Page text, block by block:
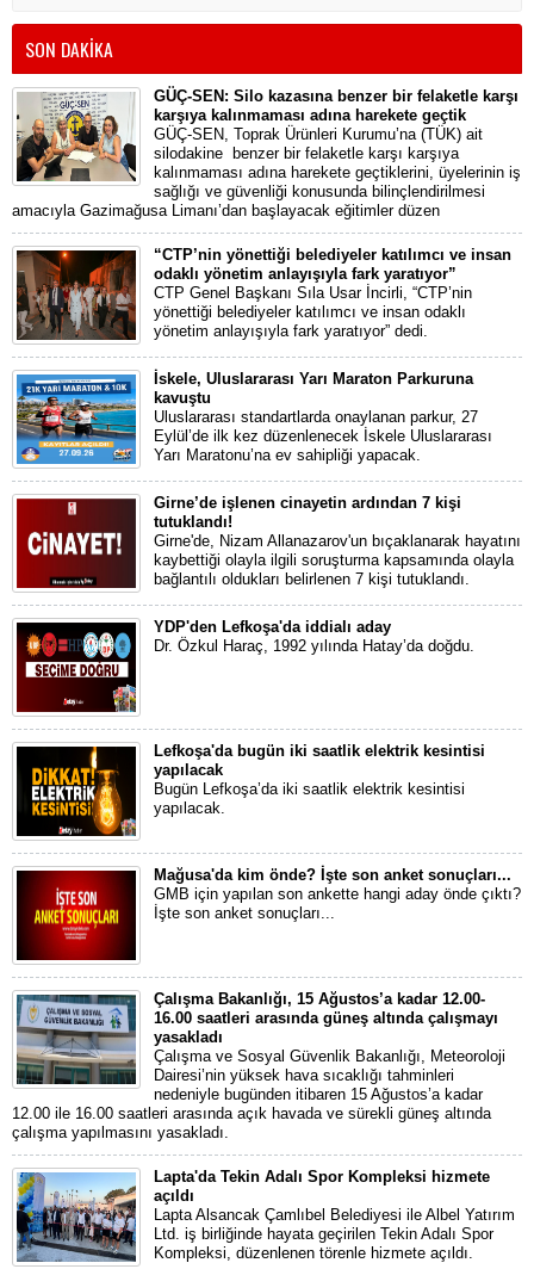
SON DAKİKA
GÜÇ-SEN: Silo kazasına benzer bir felaketle karşı
karşıya kalınmaması adına harekete geçtik
GÜÇ-SEN, Toprak Ürünleri Kurumu’na (TÜK) ait
silodakine benzer bir felaketle karşı karşıya
kalınmaması adına harekete geçtiklerini, üyelerinin iş
sağlığı ve güvenliği konusunda bilinçlendirilmesi
amacıyla Gazimağusa Limanı’dan başlayacak eğitimler düzen
“CTP’nin yönettiği belediyeler katılımcı ve insan
odaklı yönetim anlayışıyla fark yaratıyor”
CTP Genel Başkanı Sıla Usar İncirli, “CTP’nin
yönettiği belediyeler katılımcı ve insan odaklı
yönetim anlayışıyla fark yaratıyor” dedi.
İskele, Uluslararası Yarı Maraton Parkuruna
kavuştu
Uluslararası standartlarda onaylanan parkur, 27
Eylül’de ilk kez düzenlenecek İskele Uluslararası
Yarı Maratonu’na ev sahipliği yapacak.
Girne’de işlenen cinayetin ardından 7 kişi
tutuklandı!
Girne'de, Nizam Allanazarov'un bıçaklanarak hayatını
kaybettiği olayla ilgili soruşturma kapsamında olayla
bağlantılı oldukları belirlenen 7 kişi tutuklandı.
YDP'den Lefkoşa'da iddialı aday
Dr. Özkul Haraç, 1992 yılında Hatay’da doğdu.
Lefkoşa'da bugün iki saatlik elektrik kesintisi
yapılacak
Bugün Lefkoşa’da iki saatlik elektrik kesintisi
yapılacak.
Mağusa'da kim önde? İşte son anket sonuçları...
GMB için yapılan son ankette hangi aday önde çıktı?
İşte son anket sonuçları...
Çalışma Bakanlığı, 15 Ağustos’a kadar 12.00-
16.00 saatleri arasında güneş altında çalışmayı
yasakladı
Çalışma ve Sosyal Güvenlik Bakanlığı, Meteoroloji
Dairesi’nin yüksek hava sıcaklığı tahminleri
nedeniyle bugünden itibaren 15 Ağustos’a kadar
12.00 ile 16.00 saatleri arasında açık havada ve sürekli güneş altında
çalışma yapılmasını yasakladı.
Lapta'da Tekin Adalı Spor Kompleksi hizmete
açıldı
Lapta Alsancak Çamlıbel Belediyesi ile Albel Yatırım
Ltd. iş birliğinde hayata geçirilen Tekin Adalı Spor
Kompleksi, düzenlenen törenle hizmete açıldı.